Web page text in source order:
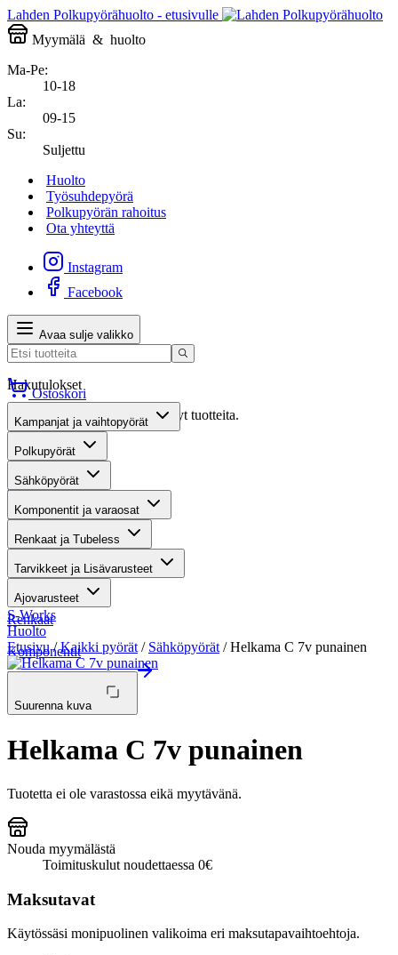
Lahden Polkupyörähuolto - etusivulle
Myymälä & huolto
Ma-Pe:
10-18
La:
09-15
Su:
Suljettu
Huolto
Työsuhdepyörä
Polkupyörän rahoitus
Ota yhteyttä
Instagram
Facebook
Avaa sulje valikko
Hakutulokset
Valitettavasti haullasi ei löytynyt tuotteita.
Suositut osastot
Gravel-pyörät
Maastosähköpyörät
Kaupunkisähköpyörät
Renkaat
Komponentit
Katso koko valikoima
Ostoskori
Kampanjat ja vaihtopyörät
Polkupyörät
Sähköpyörät
Komponentit ja varaosat
Renkaat ja Tubeless
Tarvikkeet ja Lisävarusteet
Ajovarusteet
S-Works
Huolto
Etusivu/Kaikki pyörät / Sähköpyörät / Helkama C 7v punainen
Suurenna kuva
Helkama C 7v punainen
Tuotetta ei ole varastossa eikä myytävänä.
Nouda myymälästä
Toimituskulut noudettaessa 0€
Maksutavat
Käytössäsi monipuolinen valikoima eri maksutapavaihtoehtoja.